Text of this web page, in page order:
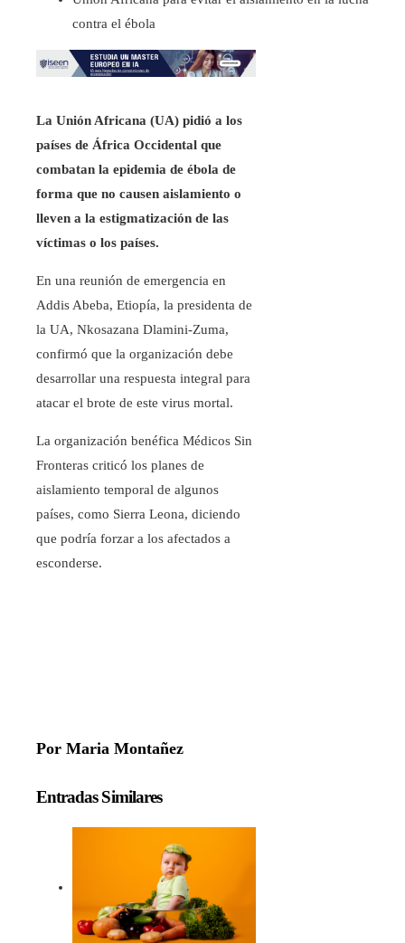
contra el ébola
La Unión Africana (UA) pidió a los
países de África Occidental que
combatan la epidemia de ébola de
forma que no causen aislamiento o
lleven a la estigmatización de las
víctimas o los países.
En una reunión de emergencia en
Addis Abeba, Etiopía, la presidenta de
la UA, Nkosazana Dlamini-Zuma,
confirmó que la organización debe
desarrollar una respuesta integral para
atacar el brote de este virus mortal.
La organización benéfica Médicos Sin
Fronteras criticó los planes de
aislamiento temporal de algunos
países, como Sierra Leona, diciendo
que podría forzar a los afectados a
esconderse.
Por Maria Montañez
Entradas Similares